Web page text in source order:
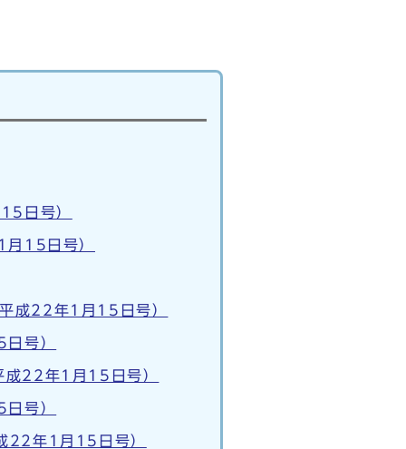
日号）
15日号）
成22年1月15日号）
号）
成22年1月15日号）
号）
22年1月15日号）